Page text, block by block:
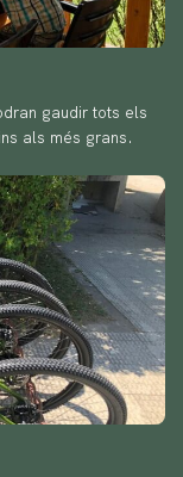
gaudir tots els
als més grans.